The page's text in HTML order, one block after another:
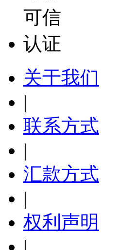
关于我们
|
联系方式
|
汇款方式
|
权利声明